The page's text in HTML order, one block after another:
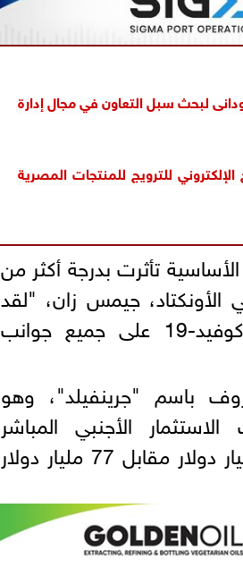
لبحث سبل التعاون في مجال إدارة
للترويج للمنتجات المصرية
تأثرت بدرجة أكثر من
الأونكتاد، جيمس زان، "لقد
أثرت البيئة الصعبة التي خلقتها جائحة كوفيد-19 على جميع جوانب
باسم "جرينفيلد"، وهو
الأجنبي المباشر
المستقبلية، بنسبة 62% لتصل إلى 29 مليار دولار مقابل 77 مليار دولار